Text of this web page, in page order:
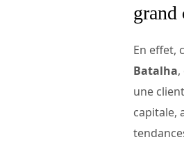
grand
En effet,
Batalha
une
capitale,